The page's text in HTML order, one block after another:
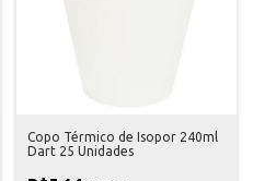
Copo Térmico de Isopor 240ml
Dart 25 Unidades